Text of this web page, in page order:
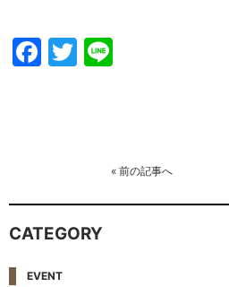
Facebook
Twitter
« 前の記事へ
CATEGORY
EVENT